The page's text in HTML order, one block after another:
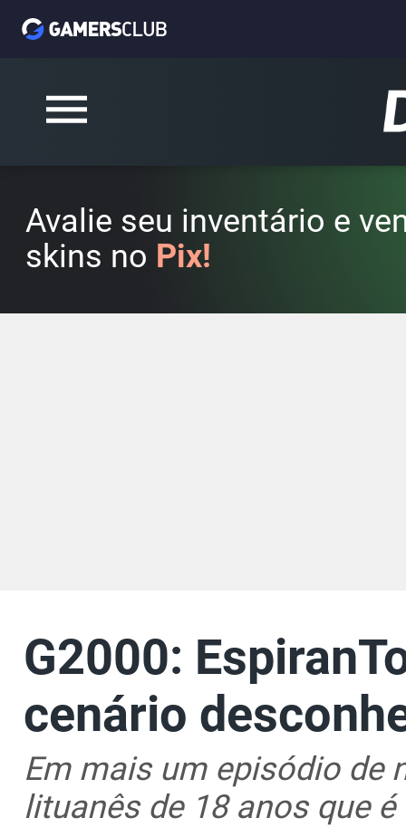
Avalie seu inventário e
skins no Pix!
G2000:
cenário
Em mais um episódio de
lituanês de 18 anos que é